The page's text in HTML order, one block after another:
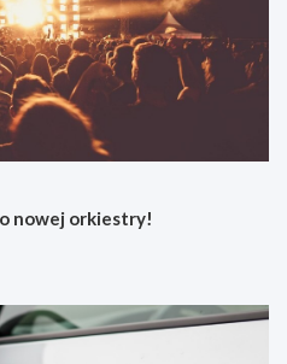
nowej orkiestry!